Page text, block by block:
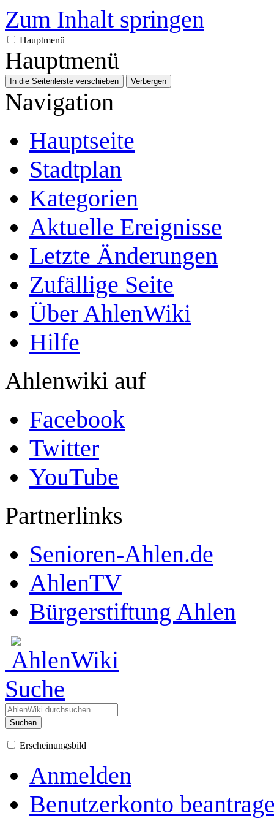
Zum Inhalt springen
Hauptmenü
Hauptmenü
In die Seitenleiste verschieben Verbergen
Navigation
Hauptseite
Stadtplan
Kategorien
Aktuelle Ereignisse
Letzte Änderungen
Zufällige Seite
Über AhlenWiki
Hilfe
Ahlenwiki auf
Facebook
Twitter
YouTube
Partnerlinks
Senioren-Ahlen.de
AhlenTV
Bürgerstiftung Ahlen
Suche
Suchen
Erscheinungsbild
Anmelden
Benutzerkonto